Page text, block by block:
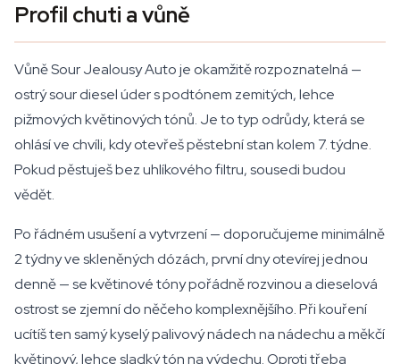
Profil chuti a vůně
Vůně Sour Jealousy Auto je okamžitě rozpoznatelná —
ostrý sour diesel úder s podtónem zemitých, lehce
pižmových květinových tónů. Je to typ odrůdy, která se
ohlásí ve chvíli, kdy otevřeš pěstební stan kolem 7. týdne.
Pokud pěstuješ bez uhlíkového filtru, sousedi budou
vědět.
Po řádném usušení a vytvrzení — doporučujeme minimálně
2 týdny ve skleněných dózách, první dny otevírej jednou
denně — se květinové tóny pořádně rozvinou a dieselová
ostrost se zjemní do něčeho komplexnějšího. Při kouření
ucítíš ten samý kyselý palivový nádech na nádechu a měkčí
květinový, lehce sladký tón na výdechu. Oproti třeba